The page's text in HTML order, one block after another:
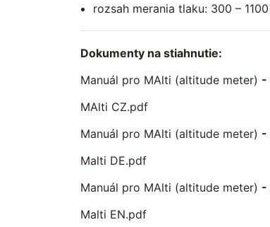
rozsah merania tlaku: 300 – 1100
Dokumenty na stiahnutie:
Manuál pro MAlti (altitude meter) -
MAlti CZ.pdf
Manuál pro MAlti (altitude meter) -
Malti DE.pdf
Manuál pro MAlti (altitude meter) -
Malti EN.pdf